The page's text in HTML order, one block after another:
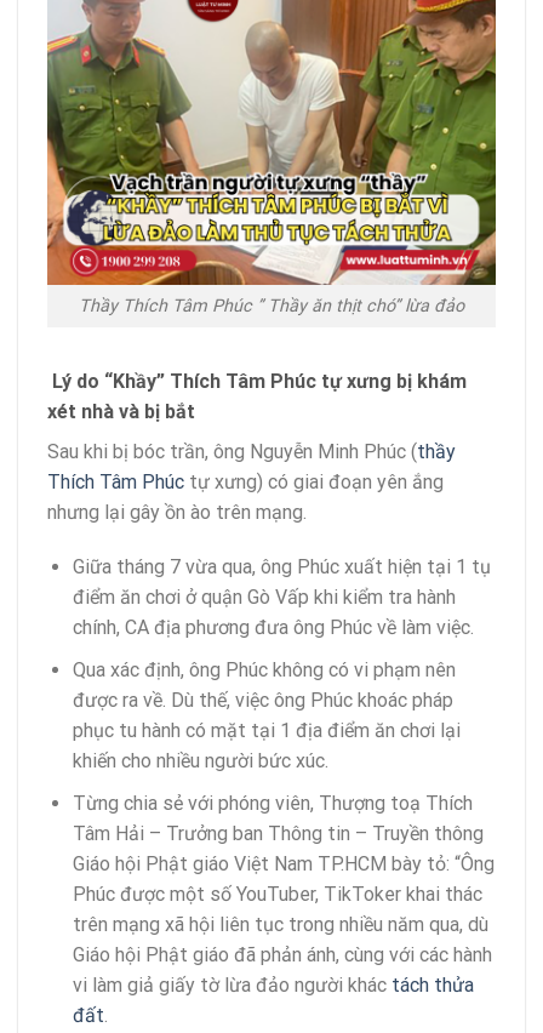
Thầy Thích Tâm Phúc ” Thầy ăn thịt chó” lừa đảo
Lý do “Khầy” Thích Tâm Phúc tự xưng bị khám
xét nhà và bị bắt
Sau khi bị bóc trần, ông Nguyễn Minh Phúc (thầy
Thích Tâm Phúc tự xưng) có giai đoạn yên ắng
nhưng lại gây ồn ào trên mạng.
Giữa tháng 7 vừa qua, ông Phúc xuất hiện tại 1 tụ
điểm ăn chơi ở quận Gò Vấp khi kiểm tra hành
chính, CA địa phương đưa ông Phúc về làm việc.
Qua xác định, ông Phúc không có vi phạm nên
được ra về. Dù thế, việc ông Phúc khoác pháp
phục tu hành có mặt tại 1 địa điểm ăn chơi lại
khiến cho nhiều người bức xúc.
Từng chia sẻ với phóng viên, Thượng toạ Thích
Tâm Hải – Trưởng ban Thông tin – Truyền thông
Giáo hội Phật giáo Việt Nam TP.HCM bày tỏ: “Ông
Phúc được một số YouTuber, TikToker khai thác
trên mạng xã hội liên tục trong nhiều năm qua, dù
Giáo hội Phật giáo đã phản ánh, cùng với các hành
vi làm giả giấy tờ lừa đảo người khác tách thửa
đất